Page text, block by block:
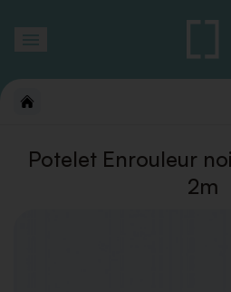
Potelet Enrouleur
2m